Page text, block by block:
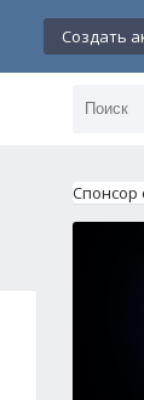
Создать
Спонсор